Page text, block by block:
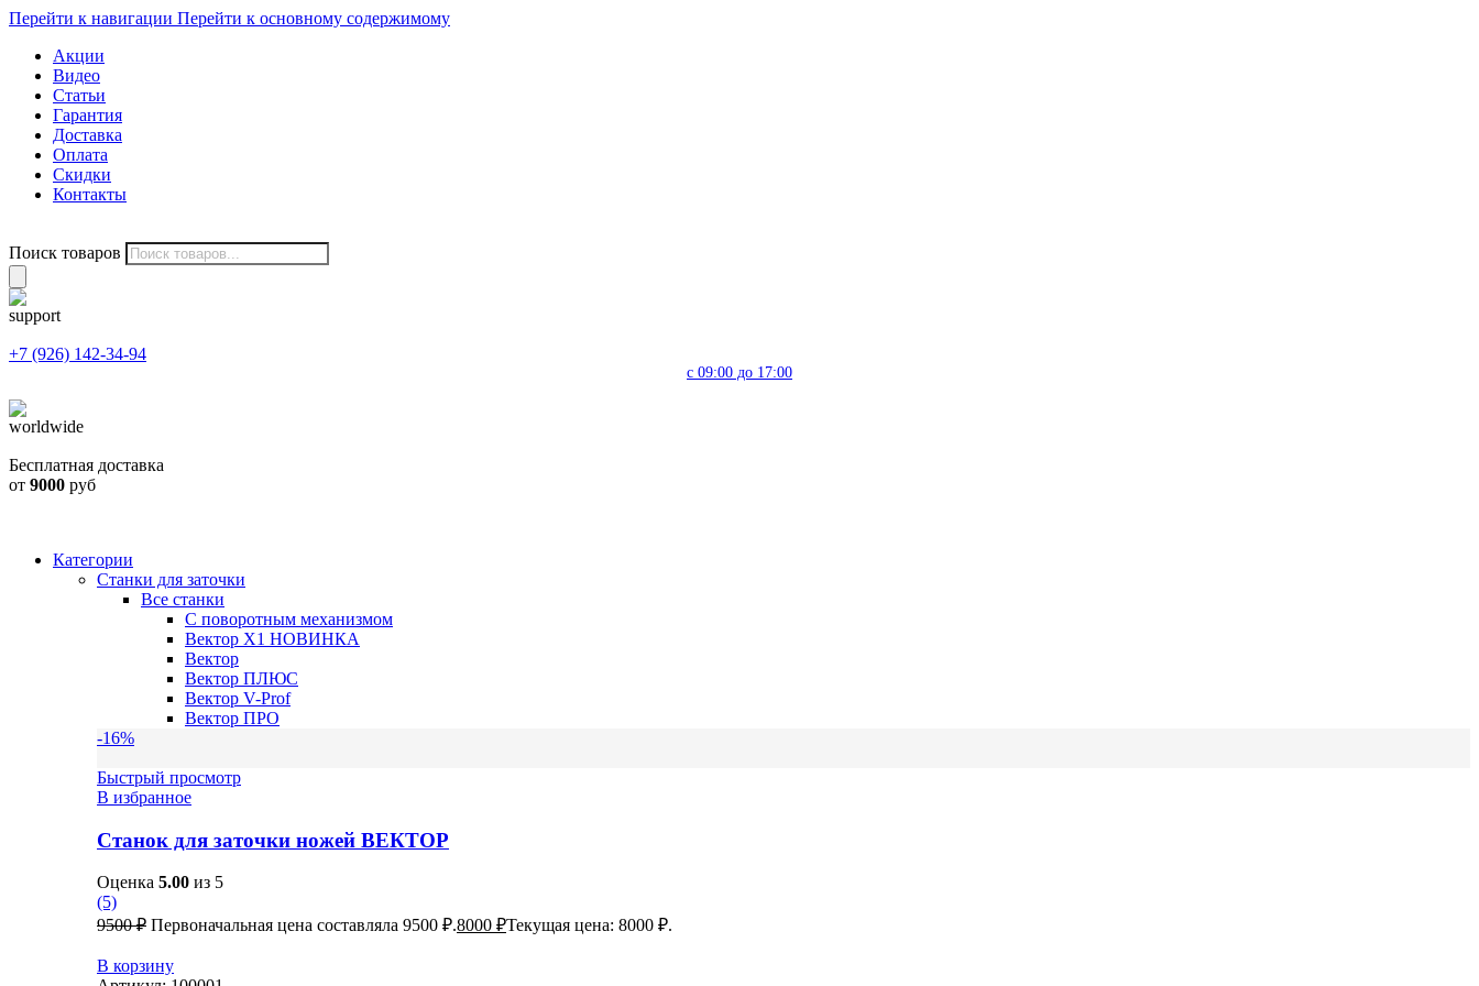
Перейти к навигации Перейти к основному содержимому
Акции
Видео
Статьи
Гарантия
Доставка
Оплата
Скидки
Контакты
Поиск товаров
+7 (926) 142-34-94
Бесплатная доставка
от 9000 руб
Категории
Станки для заточки
Все станки
С поворотным механизмом
Вектор X1 НОВИНКА
Вектор
Вектор ПЛЮС
Вектор V-Prof
Вектор ПРО
-16%
Быстрый просмотр
В избранное
Станок для заточки ножей ВЕКТОР
Оценка 5.00 из 5
(5)
9500₽ Первоначальная цена составляла 9500 ₽.8000 ₽Текущая цена: 8000 ₽.
В корзину